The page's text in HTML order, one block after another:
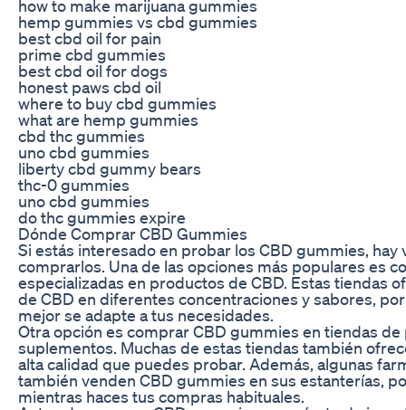
how to make marijuana gummies
hemp gummies vs cbd gummies
best cbd oil for pain
prime cbd gummies
best cbd oil for dogs
honest paws cbd oil
where to buy cbd gummies
what are hemp gummies
cbd thc gummies
uno cbd gummies
liberty cbd gummy bears
thc-0 gummies
uno cbd gummies
do thc gummies expire
Dónde Comprar CBD Gummies
Si estás interesado en probar los CBD gummies,
comprarlos. Una de las opciones más populares es
especializadas en productos de CBD. Estas tiendas
de CBD en diferentes concentraciones y sabores,
mejor se adapte a tus necesidades.
Otra opción es comprar CBD gummies en tiendas
suplementos. Muchas de estas tiendas también
alta calidad que puedes probar. Además, algunas
también venden CBD gummies en sus estanterías,
mientras haces tus compras habituales.